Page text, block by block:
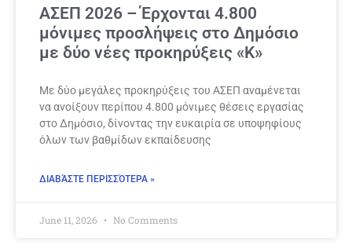
ΑΣΕΠ 2026 – Έρχονται 4.800
μόνιμες προσλήψεις στο Δημόσιο
με δύο νέες προκηρύξεις «Κ»
Με δύο μεγάλες προκηρύξεις του ΑΣΕΠ αναμένεται
να ανοίξουν περίπου 4.800 μόνιμες θέσεις εργασίας
στο Δημόσιο, δίνοντας την ευκαιρία σε υποψηφίους
όλων των βαθμίδων εκπαίδευσης
ΔΙΑΒΆΣΤΕ ΠΕΡΙΣΣΌΤΕΡΑ »
June 11, 2026 No Comments